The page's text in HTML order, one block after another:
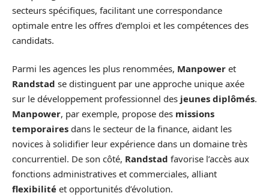
secteurs spécifiques, facilitant une correspondance
optimale entre les offres d’emploi et les compétences des
candidats.
Parmi les agences les plus renommées, Manpower et
Randstad se distinguent par une approche unique axée
sur le développement professionnel des jeunes diplômés.
Manpower, par exemple, propose des missions
temporaires dans le secteur de la finance, aidant les
novices à solidifier leur expérience dans un domaine très
concurrentiel. De son côté, Randstad favorise l’accès aux
fonctions administratives et commerciales, alliant
flexibilité et opportunités d’évolution.